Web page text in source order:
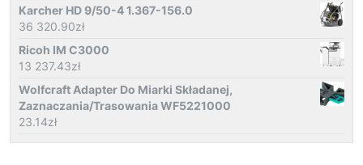
Karcher HD 9/50-4 1.367-156.0
36 320.90zł
Ricoh IM C3000
13 237.43zł
Wolfcraft Adapter Do Miarki Składanej,
Zaznaczania/Trasowania WF5221000
23.14zł